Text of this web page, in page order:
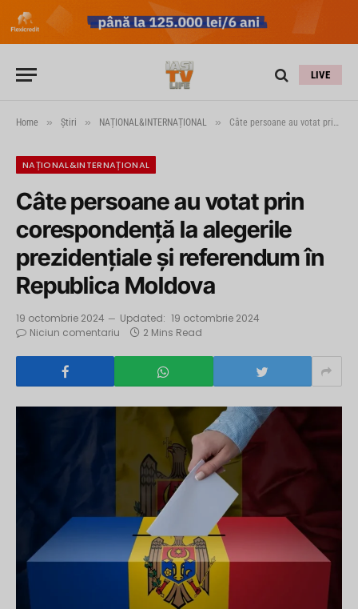
LIVE
Home » Știri » NAȚIONAL&INTERNAȚIONAL » Câte persoane au votat prin corespondenţă la alegerile prezidențiale și referendum în Republica Moldova
NAȚIONAL&INTERNAȚIONAL
Câte persoane au votat prin
corespondenţă la alegerile
prezidențiale și referendum în
Republica Moldova
19 octombrie 2024 Updated: 19 octombrie 2024
Niciun comentariu
2 Mins Read